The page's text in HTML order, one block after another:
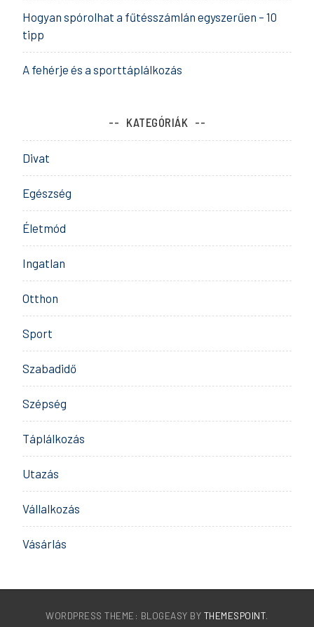
Hogyan spórolhat a fűtésszámlán egyszerűen – 10
tipp
A fehérje és a sporttáplálkozás
KATEGÓRIÁK
Divat
Egészség
Életmód
Ingatlan
Otthon
Sport
Szabadidő
Szépség
Táplálkozás
Utazás
Vállalkozás
Vásárlás
WORDPRESS THEME: BLOGEASY BY THEMESPOINT.